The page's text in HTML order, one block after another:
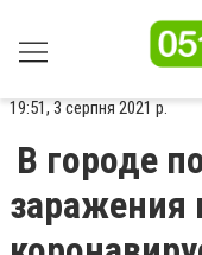
19:51, 3 серпня 2021 р.
В городе